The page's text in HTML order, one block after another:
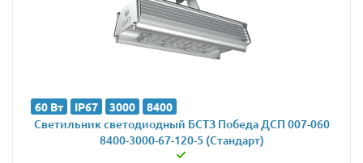
60 Вт IP67 3000 8400
Светильник светодиодный БСТЗ Победа ДСП 007-060
8400-3000-67-120-5 (Стандарт)